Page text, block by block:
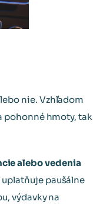
nie. Vzhľadom
pohonné hmoty, tak
alebo vedenia
uplatňuje paušálne
výdavky na